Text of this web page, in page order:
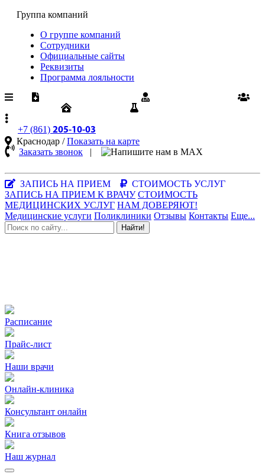
Группа компаний
О группе компаний
Сотрудники
Официальные сайты
Реквизиты
Программа лояльности
+7 (861) 205-10-03
Краснодар /Показать на карте
Заказать звонок |
ЗАПИСЬ НА ПРИЕМ
СТОИМОСТЬ УСЛУГ
ЗАПИСЬ НА ПРИЕМ К ВРАЧУ СТОИМОСТЬ
МЕДИЦИНСКИХ УСЛУГ НАМ ДОВЕРЯЮТ!
Медицинские услуги Поликлиники Отзывы Контакты Еще...
Найти!
Расписание
Прайс-лист
Наши врачи
Онлайн-клиника
Консультант онлайн
Книга отзывов
Наш журнал